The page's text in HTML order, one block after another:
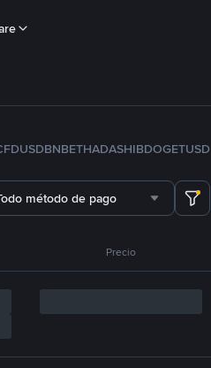
FDUSDBNBETHADASHIBDOGETUSD
método de pago
Precio